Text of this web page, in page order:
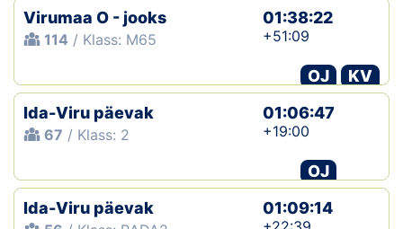
Virumaa O - jooks
114 / Klass: M65
01:38:22
+51:09
OJ
KV
Ida-Viru päevak
67 / Klass: 2
01:06:47
+19:00
OJ
Ida-Viru päevak
01:09:14